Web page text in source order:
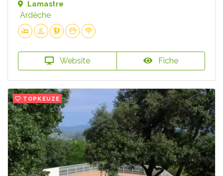
Lamastre
Ardèche
Website Fiche
TOPKEUZE